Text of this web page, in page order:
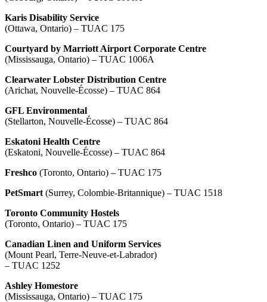
Karis Disability Service
(Ottawa, Ontario) – TUAC 175
Courtyard by Marriott Airport Corporate Centre
(Mississauga, Ontario) – TUAC 1006A
Clearwater Lobster Distribution Centre
(Arichat, Nouvelle-Écosse) – TUAC 864
GFL Environmental
(Stellarton, Nouvelle-Écosse) – TUAC 864
Eskatoni Health Centre
(Eskatoni, Nouvelle-Écosse) – TUAC 864
Freshco (Toronto, Ontario) – TUAC 175
PetSmart (Surrey, Colombie-Britannique) – TUAC 1518
Toronto Community Hostels
(Toronto, Ontario) – TUAC 175
Canadian Linen and Uniform Services
(Mount Pearl, Terre-Neuve-et-Labrador)
– TUAC 1252
Ashley Homestore
(Mississauga, Ontario) – TUAC 175